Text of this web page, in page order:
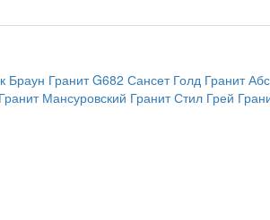
Браун Гранит G682 Сансет Голд Гранит
Мансуровский Гранит Стил Грей